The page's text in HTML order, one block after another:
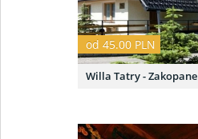
od 45.00 PLN
Willa Tatry - Zakopane